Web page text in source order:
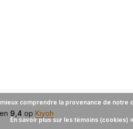
9,4 op Kiyoh
comprendre la provenance de
En savoir plus sur les témoins (cookies) »